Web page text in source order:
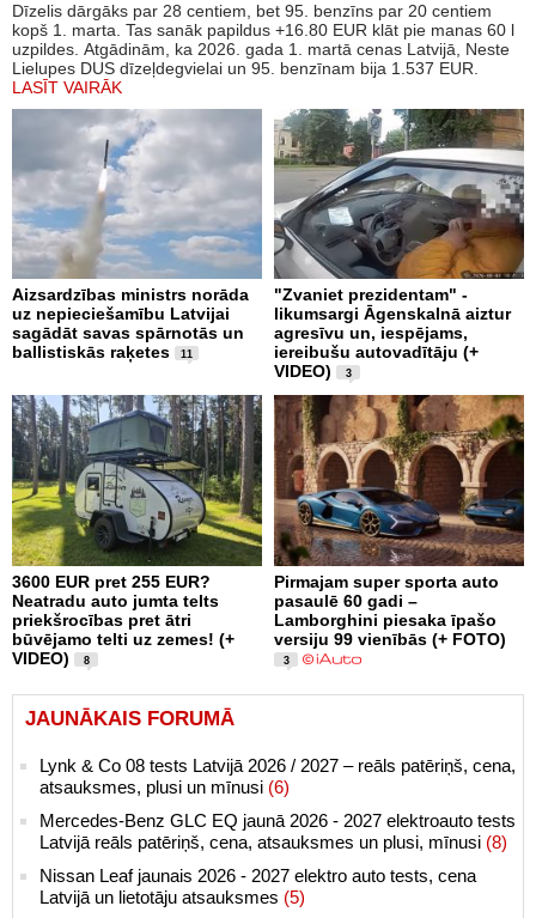
Dīzelis dārgāks par 28 centiem, bet 95. benzīns par 20 centiem
kopš 1. marta. Tas sanāk papildus +16.80 EUR klāt pie manas 60 l
uzpildes. Atgādinām, ka 2026. gada 1. martā cenas Latvijā, Neste
Lielupes DUS dīzeļdegvielai un 95. benzīnam bija 1.537 EUR.
LASĪT VAIRĀK
Aizsardzības ministrs norāda
uz nepieciešamību Latvijai
sagādāt savas spārnotās un
ballistiskās raķetes
11
"Zvaniet prezidentam" -
likumsargi Āgenskalnā aiztur
agresīvu un, iespējams,
iereibušu autovadītāju (+
VIDEO)
3
3600 EUR pret 255 EUR?
Neatradu auto jumta telts
priekšrocības pret ātri
būvējamo telti uz zemes! (+
VIDEO)
8
Pirmajam super sporta auto
pasaulē 60 gadi –
Lamborghini piesaka īpašo
versiju 99 vienībās (+ FOTO)
3
JAUNĀKAIS FORUMĀ
Lynk & Co 08 tests Latvijā 2026 / 2027 – reāls patēriņš, cena,
atsauksmes, plusi un mīnusi (6)
Mercedes-Benz GLC EQ jaunā 2026 - 2027 elektroauto tests
Latvijā reāls patēriņš, cena, atsauksmes un plusi, mīnusi (8)
Nissan Leaf jaunais 2026 - 2027 elektro auto tests, cena
Latvijā un lietotāju atsauksmes (5)